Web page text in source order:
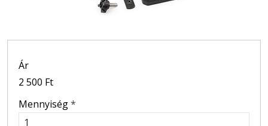
Ár
2 500 Ft
Mennyiség*